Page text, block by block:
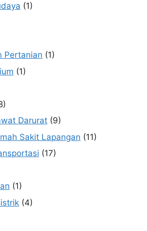
(1)
Pertanian (1)
(1)
Darurat (9)
Sakit Lapangan (11)
(17)
(1)
(4)